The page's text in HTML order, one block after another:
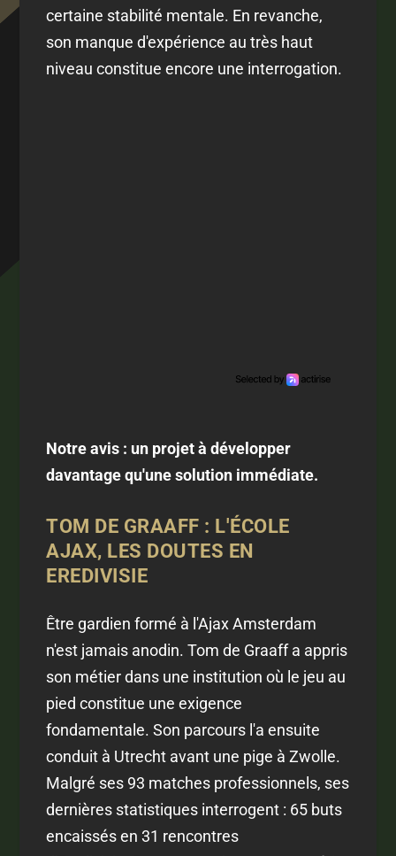
certaine stabilité mentale. En revanche,
son manque d'expérience au très haut
niveau constitue encore une interrogation.
Notre avis : un projet à développer
davantage qu'une solution immédiate.
TOM DE GRAAFF : L'ÉCOLE
AJAX, LES DOUTES EN
EREDIVISIE
Être gardien formé à l'Ajax Amsterdam
n'est jamais anodin. Tom de Graaff a appris
son métier dans une institution où le jeu au
pied constitue une exigence
fondamentale. Son parcours l'a ensuite
conduit à Utrecht avant une pige à Zwolle.
Malgré ses 93 matches professionnels, ses
dernières statistiques interrogent : 65 buts
encaissés en 31 rencontres